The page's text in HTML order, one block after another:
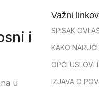
i
u
Važni
SPISAK
KAKO
OPĆI USLOVI
IZJAVA O